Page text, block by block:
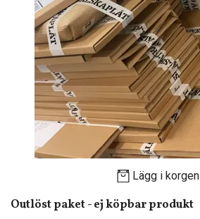
Lägg i korgen
Outlöst paket - ej köpbar produkt